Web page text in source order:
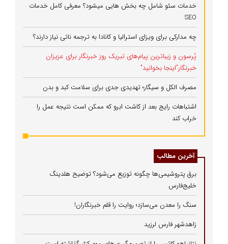
خدمات سئو شامل چه بخش هایی میشود؟ معرفی کامل خدمات
SEO
چه مدارکی برای ویزای استرالیا و کانادا به ترجمه ناتی نیاز دارند؟
پُرسون و زیباترین پیام‌های تبریک روز خبرنگار برای عزیزان
خبرنگار"اینجا بخوانید"
مصرف الکل و سیگار؛ تهدیدی جدی برای سلامت کبد و بدن
اشتباهات رایج بعد از کاشت ابرو که ممکن است نتیجه عمل را
خراب کند
آخرین مطالب
برق پتروشیمی‌ها چگونه توزیع می‌شود؟ توضیح هلدینگ
خلیج‌فارس
سنگ را معدن می‌سازد؛ روایت را قلم خبرنگاران!
زاهدشهر فارس لرزید